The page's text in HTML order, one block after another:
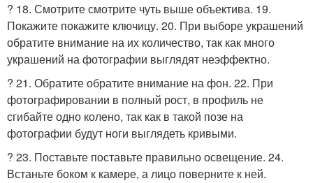
? 18. Смотрите смотрите чуть выше объектива. 19.
Покажите покажите ключицу. 20. При выборе украшений
обратите внимание на их количество, так как много
украшений на фотографии выглядят неэффектно.
? 21. Обратите обратите внимание на фон. 22. При
фотографировании в полный рост, в профиль не
сгибайте одно колено, так как в такой позе на
фотографии будут ноги выглядеть кривыми.
? 23. Поставьте поставьте правильно освещение. 24.
Встаньте боком к камере, а лицо поверните к ней.